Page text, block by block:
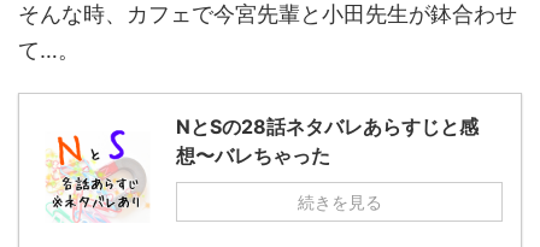
そんな時、カフェで今宮先輩と小田先生が鉢合わせ
て…。
NとSの28話ネタバレあらすじと感
想〜バレちゃった
続きを見る